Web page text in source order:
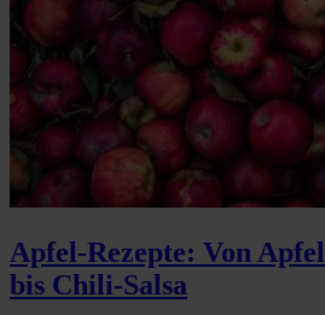
Apfel-Rezepte: Von
bis Chili-Salsa